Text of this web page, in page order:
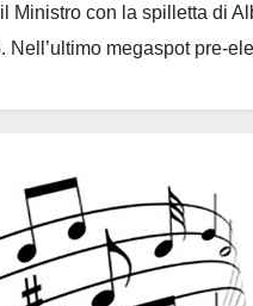
Ministro con la spilletta di
Nell’ultimo megaspot pre-